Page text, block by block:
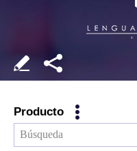
Producto